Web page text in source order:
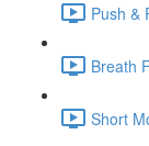
Push &
Breath
Short